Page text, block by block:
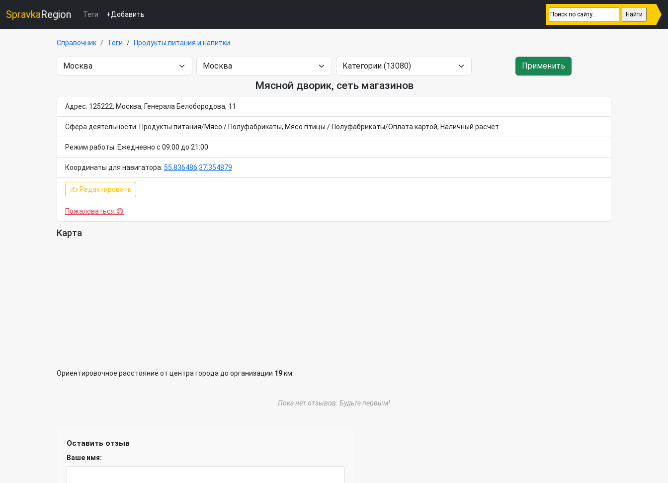
SpravkaRegion Теги +Добавить
Справочник Теги Продукты питания и напитки
Применить
Мясной дворик, сеть магазинов
Адрес: 125222, Москва, Генерала Белобородова, 11
Сфера деятельности: Продукты питания/Мясо / Полуфабрикаты, Мясо птицы / Полуфабрикаты/Оплата картой, Наличный расчёт
Режим работы: Ежедневно с 09:00 до 21:00
Координаты для навигатора: 55.836486,37.354879
✍ Редактировать
Пожаловаться 😞
Карта
Ориентировочное расстояние от центра города до организации 19км.
Пока нет отзывов. Будьте первым!
Оставить отзыв
Ваше имя: